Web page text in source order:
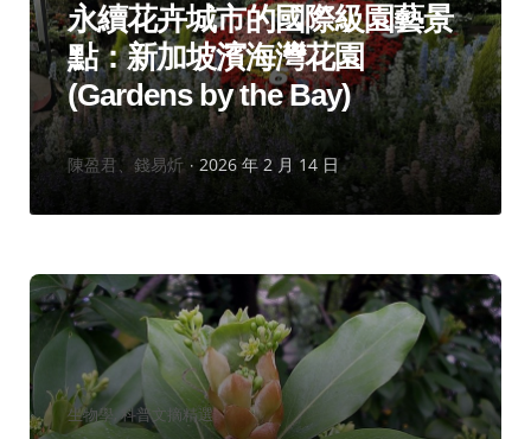
永續花卉城市的國際級園藝景
點：新加坡濱海灣花園
(Gardens by the Bay)
作
陳盈君、錢易炘 2026 年 2 月 14 日
分
類：
生物學 科普文摘精選